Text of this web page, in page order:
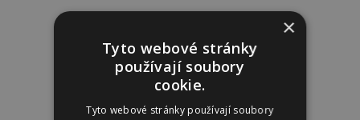
×
Tyto webové stránky
používají soubory
cookie.
Tyto webové stránky používají soubory